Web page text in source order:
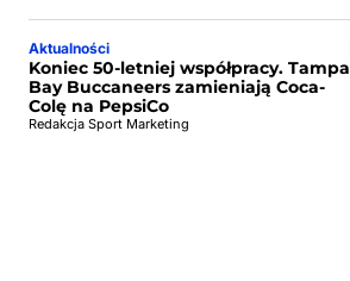
Aktualności
Koniec 50-letniej współpracy. Tampa
Bay Buccaneers zamieniają Coca-
Colę na PepsiCo
Redakcja Sport Marketing